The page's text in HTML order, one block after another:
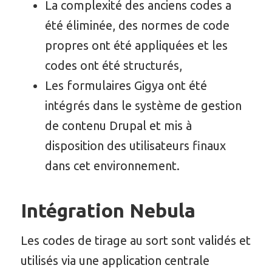
La complexité des anciens codes a
été éliminée, des normes de code
propres ont été appliquées et les
codes ont été structurés,
Les formulaires Gigya ont été
intégrés dans le système de gestion
de contenu Drupal et mis à
disposition des utilisateurs finaux
dans cet environnement.
Intégration Nebula
Les codes de tirage au sort sont validés et
utilisés via une application centrale